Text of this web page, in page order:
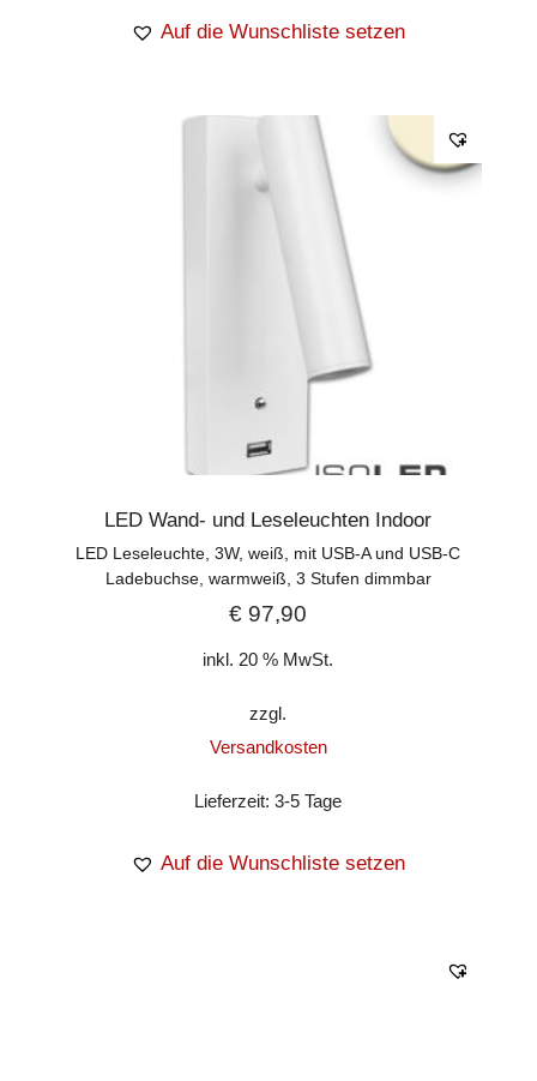
Auf die Wunschliste setzen
LED Wand- und Leseleuchten Indoor
LED Leseleuchte, 3W, weiß, mit USB-A und USB-C
Ladebuchse, warmweiß, 3 Stufen dimmbar
€ 97,90
inkl. 20 % MwSt.
zzgl.
Versandkosten
Lieferzeit:3-5 Tage
Auf die Wunschliste setzen